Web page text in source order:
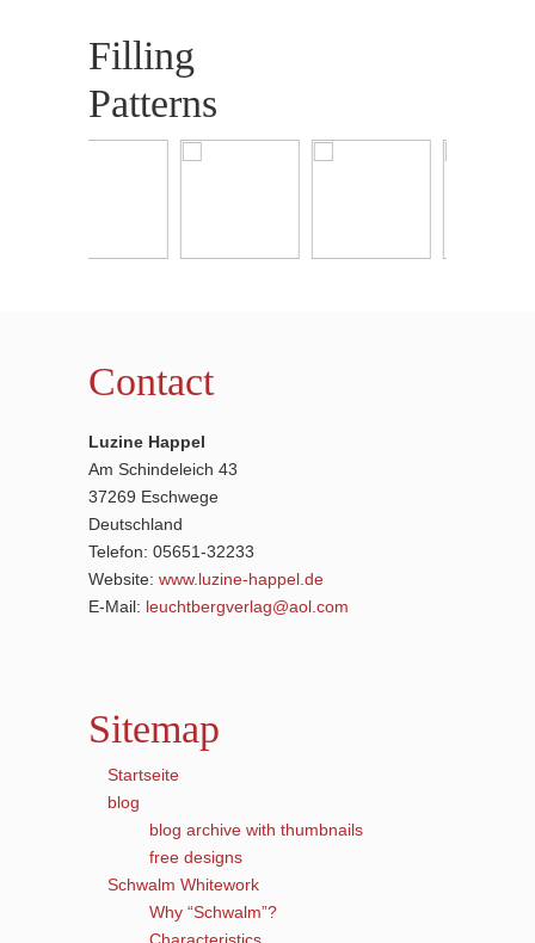
Filling
Patterns
Contact
Luzine Happel
Am Schindeleich 43
37269 Eschwege
Deutschland
Telefon: 05651-32233
Website: www.luzine-happel.de
E-Mail: leuchtbergverlag@aol.com
Sitemap
Startseite
blog
blog archive with thumbnails
free designs
Schwalm Whitework
Why “Schwalm”?